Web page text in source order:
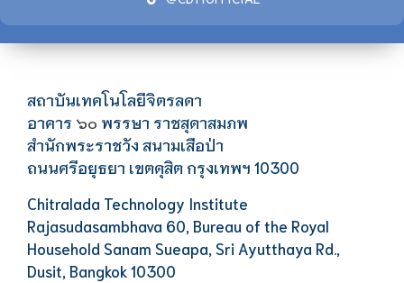
สถาบันเทคโนโลยีจิตรลดา
อาคาร ๖๐ พรรษา ราชสุดาสมภพ
สำนักพระราชวัง สนามเสือป่า
ถนนศรีอยุธยา เขตดุสิต กรุงเทพฯ 10300
Chitralada Technology Institute
Rajasudasambhava 60, Bureau of the Royal
Household Sanam Sueapa, Sri Ayutthaya Rd.,
Dusit, Bangkok 10300